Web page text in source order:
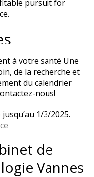
pursuit for
à votre santé Une
de la recherche et
du calendrier
nous!
1/3/2025.
de
Vannes